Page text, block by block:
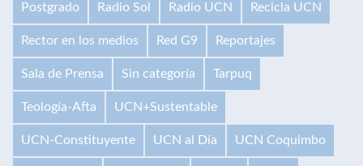
Postgrado Radio Sol Radio UCN Recicla UCN
Rector en los medios Red G9 Reportajes
Sala de Prensa Sin categoría Tarpuq
Teología-Afta UCN+Sustentable
UCN-Constituyente UCN al Día UCN Coquimbo